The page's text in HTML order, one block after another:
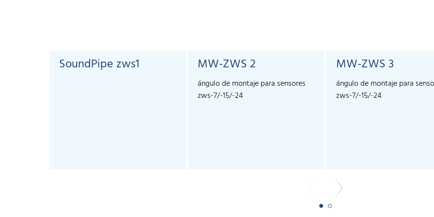
SoundPipe zws1 MW-ZWS 2
ángulo de montaje para sensores
zws-7/-15/-24
MW-ZWS 3
ángulo de montaje para
zws-7/-15/-24